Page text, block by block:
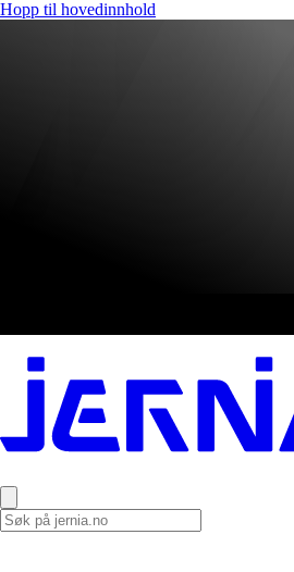
Hopp til hovedinnhold